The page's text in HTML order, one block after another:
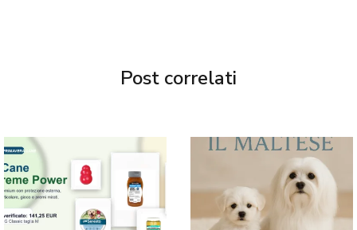
Post correlati